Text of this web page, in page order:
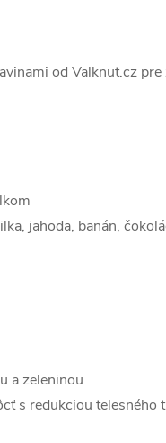
od Valknut.cz
jahoda, banán,
a zeleninou
s redukciou telesného